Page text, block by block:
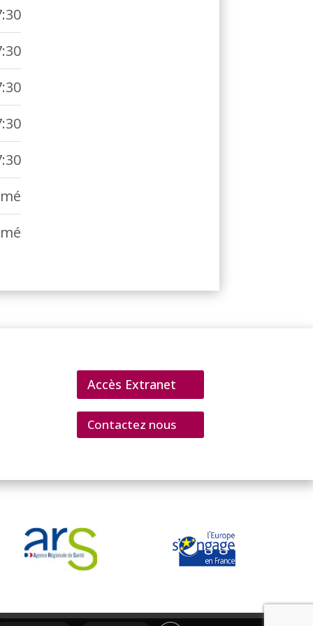
Accès Extranet
Contactez nous